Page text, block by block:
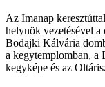
Az Imanap
helynök vezetésével a
Bodajki Kálvária
a kegytemplomban, a
kegyképe és az